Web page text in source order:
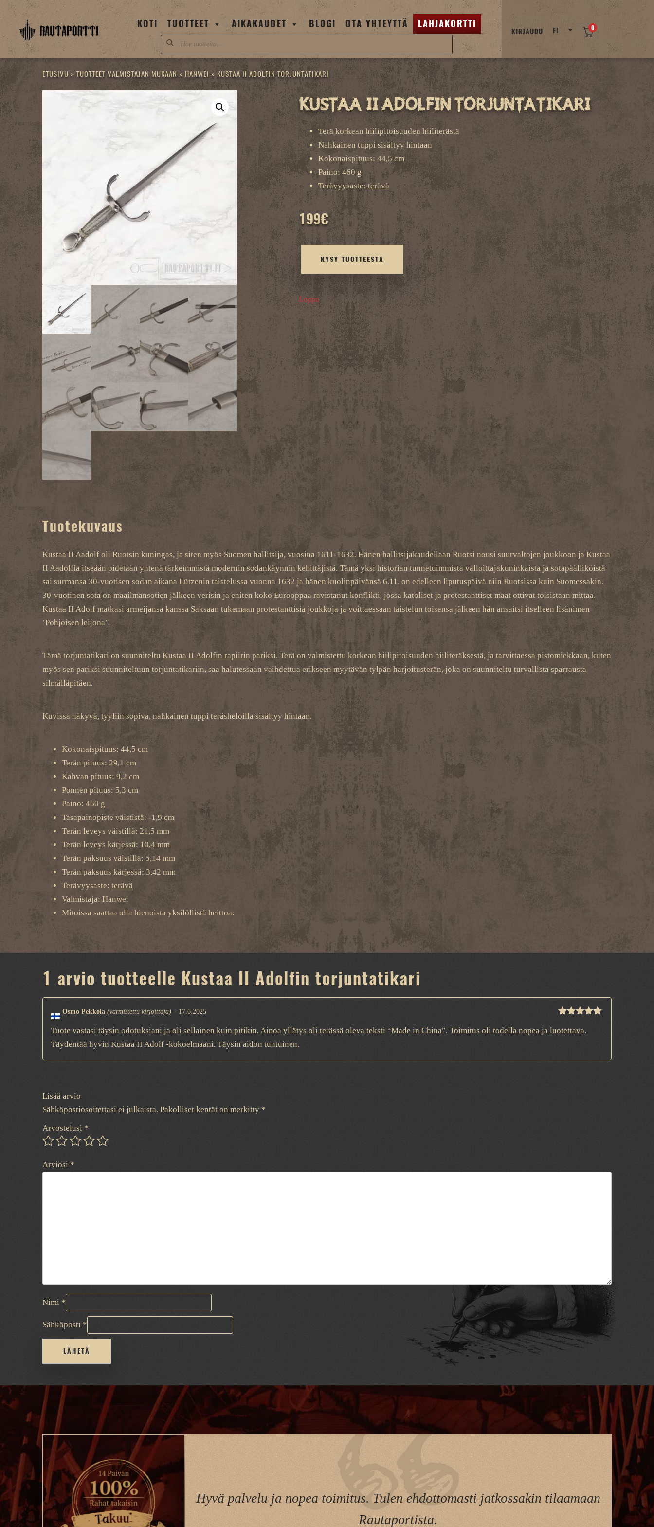
Skip
content
KOTI TUOTTEET AIKAKAUDET BLOGI OTA YHTEYTTÄ LAHJAKORTTI
Products
search
KIRJAUDU FI 0
ETUSIVU » TUOTTEET VALMISTAJAN MUKAAN » HANWEI » KUSTAA II ADOLFIN TORJUNTATIKARI
Kustaa II Adolfin torjuntatikari
Terä korkean hiilipitoisuuden hiiliterästä
Nahkainen tuppi sisältyy hintaan
Kokonaispituus: 44,5 cm
Paino: 460 g
Terävyysaste: terävä
199€
KYSY TUOTTEESTA
Loppu
Tuotekuvaus
Kustaa II Aadolf oli Ruotsin kuningas, ja siten myös Suomen hallitsija, vuosina 1611-1632. Hänen hallitsijakaudellaan Ruotsi nousi suurvaltojen joukkoon ja Kustaa
II Aadolfia itseään pidetään yhtenä tärkeimmistä modernin sodankäynnin kehittäjistä. Tämä yksi historian tunnetuimmista valloittajakuninkaista ja sotapäälliköistä
sai surmansa 30-vuotisen sodan aikana Lützenin taistelussa vuonna 1632 ja hänen kuolinpäivänsä 6.11. on edelleen liputuspäivä niin Ruotsissa kuin Suomessakin.
30-vuotinen sota on maailmansotien jälkeen verisin ja eniten koko Eurooppaa ravistanut konflikti, jossa katoliset ja protestanttiset maat ottivat toisistaan mittaa.
Kustaa II Adolf matkasi armeijansa kanssa Saksaan tukemaan protestanttisia joukkoja ja voittaessaan taistelun toisensa jälkeen hän ansaitsi itselleen lisänimen
’Pohjoisen leijona’.
Tämä torjuntatikari on suunniteltu Kustaa II Adolfin rapiirin pariksi. Terä on valmistettu korkean hiilipitoisuuden hiiliteräksestä, ja tarvittaessa pistomiekkaan, kuten
myös sen pariksi suunniteltuun torjuntatikariin, saa halutessaan vaihdettua erikseen myytävän tylpän harjoitusterän, joka on suunniteltu turvallista sparrausta
silmälläpitäen.
Kuvissa näkyvä, tyyliin sopiva, nahkainen tuppi teräsheloilla sisältyy hintaan.
Kokonaispituus: 44,5 cm
Terän pituus: 29,1 cm
Kahvan pituus: 9,2 cm
Ponnen pituus: 5,3 cm
Paino: 460 g
Tasapainopiste väististä: -1,9 cm
Terän leveys väistillä: 21,5 mm
Terän leveys kärjessä: 10,4 mm
Terän paksuus väistillä: 5,14 mm
Terän paksuus kärjessä: 3,42 mm
Terävyysaste: terävä
Valmistaja: Hanwei
Mitoissa saattaa olla hienoista yksilöllistä heittoa.
1 arvio tuotteelle Kustaa II Adolfin torjuntatikari
tuotteesta:
Osmo Pekkola (varmistettu kirjoittaja) – 17.6.2025
Tuote vastasi täysin odotuksiani ja oli sellainen kuin pitikin. Ainoa yllätys oli terässä oleva teksti “Made in China”. Toimitus oli todella nopea ja luotettava.
Täydentää hyvin Kustaa II Adolf -kokoelmaani. Täysin aidon tuntuinen.
Lisää arvio
Sähköpostiosoitettasi ei julkaista. Pakolliset kentät on merkitty *
Arvostelusi *
Arviosi *
Nimi *
Sähköposti *
Hyvä palvelu ja nopea toimitus. Tulen ehdottomasti jatkossakin tilaamaan
Rautaportista.